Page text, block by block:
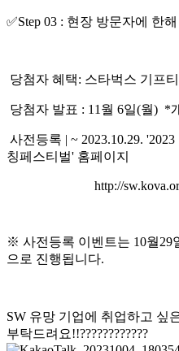
✅Step 03 : 현장 방문자에 한
당첨자 혜택: 스타벅스 기프
당첨자 발표 : 11월 6일(월) *
사전등록 | ~ 2023.10.29.
칭페스티벌' 홈페이지
http://
※ 사전등록 이벤트는 10월29
으로 진행됩니다.
SW 유망 기업에 취업하고 싶
부탁드려요!!????????????